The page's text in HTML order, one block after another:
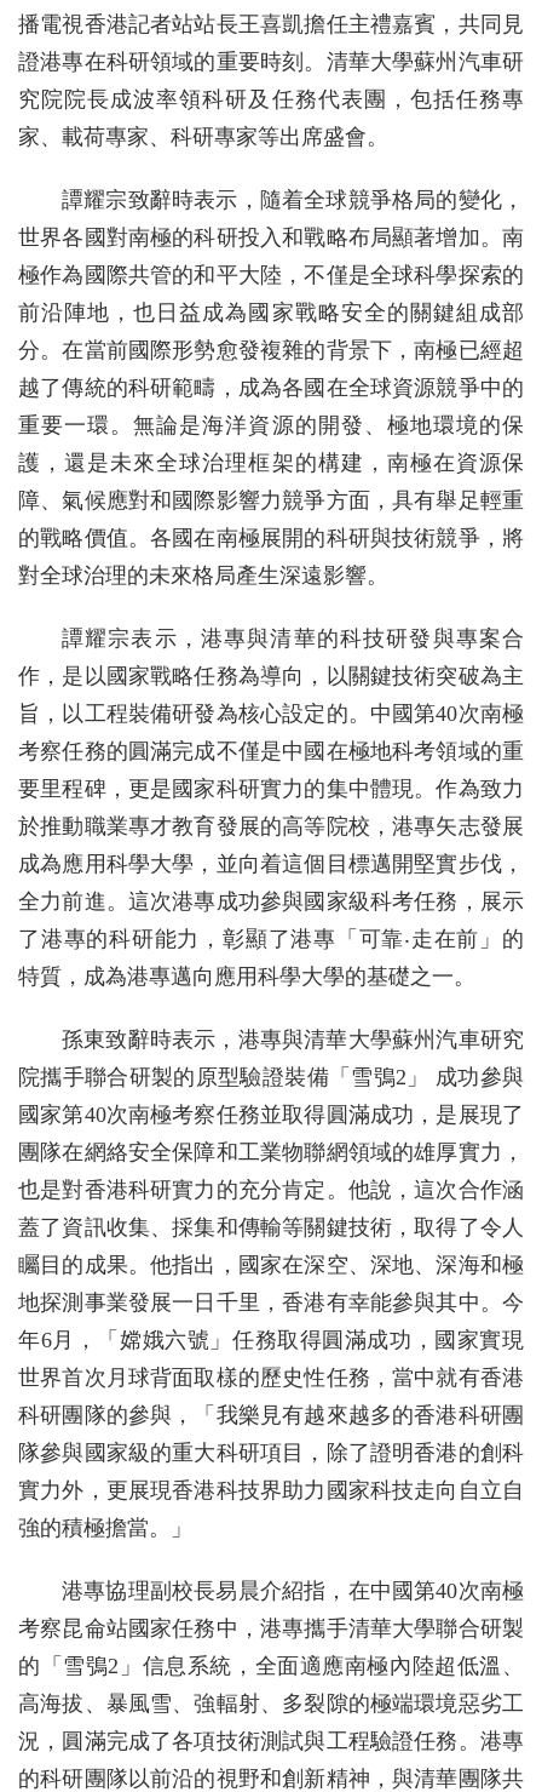
播電視香港記者站站長王喜凱擔任主禮嘉賓，共同見
證港專在科研領域的重要時刻。清華大學蘇州汽車研
究院院長成波率領科研及任務代表團，包括任務專
家、載荷專家、科研專家等出席盛會。
譚耀宗致辭時表示，隨着全球競爭格局的變化，
世界各國對南極的科研投入和戰略布局顯著增加。南
極作為國際共管的和平大陸，不僅是全球科學探索的
前沿陣地，也日益成為國家戰略安全的關鍵組成部
分。在當前國際形勢愈發複雜的背景下，南極已經超
越了傳統的科研範疇，成為各國在全球資源競爭中的
重要一環。無論是海洋資源的開發、極地環境的保
護，還是未來全球治理框架的構建，南極在資源保
障、氣候應對和國際影響力競爭方面，具有舉足輕重
的戰略價值。各國在南極展開的科研與技術競爭，將
對全球治理的未來格局產生深遠影響。
譚耀宗表示，港專與清華的科技研發與專案合
作，是以國家戰略任務為導向，以關鍵技術突破為主
旨，以工程裝備研發為核心設定的。中國第40次南極
考察任務的圓滿完成不僅是中國在極地科考領域的重
要里程碑，更是國家科研實力的集中體現。作為致力
於推動職業專才教育發展的高等院校，港專矢志發展
成為應用科學大學，並向着這個目標邁開堅實步伐，
全力前進。這次港專成功參與國家級科考任務，展示
了港專的科研能力，彰顯了港專「可靠‧走在前」的
特質，成為港專邁向應用科學大學的基礎之一。
孫東致辭時表示，港專與清華大學蘇州汽車研究
院攜手聯合研製的原型驗證裝備「雪鴞2」 成功參與
國家第40次南極考察任務並取得圓滿成功，是展現了
團隊在網絡安全保障和工業物聯網領域的雄厚實力，
也是對香港科研實力的充分肯定。他說，這次合作涵
蓋了資訊收集、採集和傳輸等關鍵技術，取得了令人
矚目的成果。他指出，國家在深空、深地、深海和極
地探測事業發展一日千里，香港有幸能參與其中。今
年6月，「嫦娥六號」任務取得圓滿成功，國家實現
世界首次月球背面取樣的歷史性任務，當中就有香港
科研團隊的參與，「我樂見有越來越多的香港科研團
隊參與國家級的重大科研項目，除了證明香港的創科
實力外，更展現香港科技界助力國家科技走向自立自
強的積極擔當。」
港專協理副校長易晨介紹指，在中國第40次南極
考察昆侖站國家任務中，港專攜手清華大學聯合研製
的「雪鴞2」信息系統，全面適應南極內陸超低溫、
高海拔、暴風雪、強輻射、多裂隙的極端環境惡劣工
況，圓滿完成了各項技術測試與工程驗證任務。港專
的科研團隊以前沿的視野和創新精神，與清華團隊共